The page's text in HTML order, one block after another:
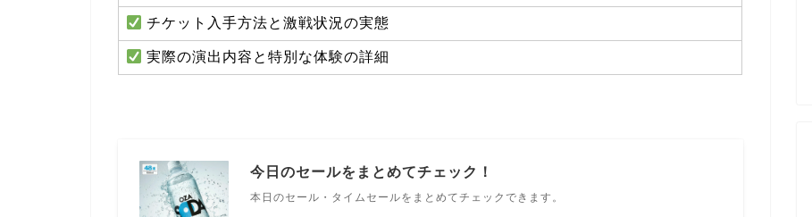
チケット入手方法と激戦状況の実態
実際の演出内容と特別な体験の詳細
今日のセールをまとめてチェック！
本日のセール・タイムセールをまとめてチェックできます。